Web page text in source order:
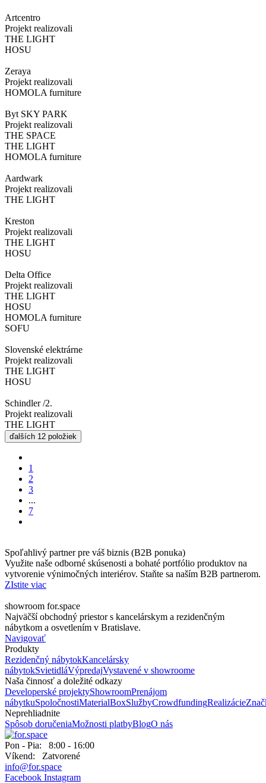
Artcentro
Projekt realizovali
THE LIGHT
HOSU
Zeraya
Projekt realizovali
HOMOLA furniture
Byt SKY PARK
Projekt realizovali
THE SPACE
THE LIGHT
HOMOLA furniture
Aardwark
Projekt realizovali
THE LIGHT
Kreston
Projekt realizovali
THE LIGHT
HOSU
Delta Office
Projekt realizovali
THE LIGHT
HOSU
HOMOLA furniture
SOFU
Slovenské elektrárne
Projekt realizovali
THE LIGHT
HOSU
Schindler /2.
Projekt realizovali
THE LIGHT
ďalších 12 položiek
1
2
3
...
7
Spoľahlivý partner pre váš biznis (B2B ponuka)
Využite naše odborné skúsenosti a bohaté portfólio produktov na
vytvorenie výnimočných interiérov. Staňte sa naším B2B partnerom.
ZIstite viac
showroom for.space
Najväčší obchodný priestor s kancelárskym a rezidenčným
nábytkom a osvetlením v Bratislave.
Navigovať
Produkty
Rezidenčný nábytokKancelársky
nábytokSvietidláVýpredajVystavené v showroome
Naša činnosť a doležité odkazy
Developerské projektyShowroomPrenájom
nábytkuSpoločnostiMaterialBoxSlužbyCrowdfundingRealizácie
Neprehliadnite
Spôsob doručeniaMožnosti platbyBlogO nás
Pon - Pia: 8:00 - 16:00
Víkend: Zatvorené
info@for.space
Facebook Instagram